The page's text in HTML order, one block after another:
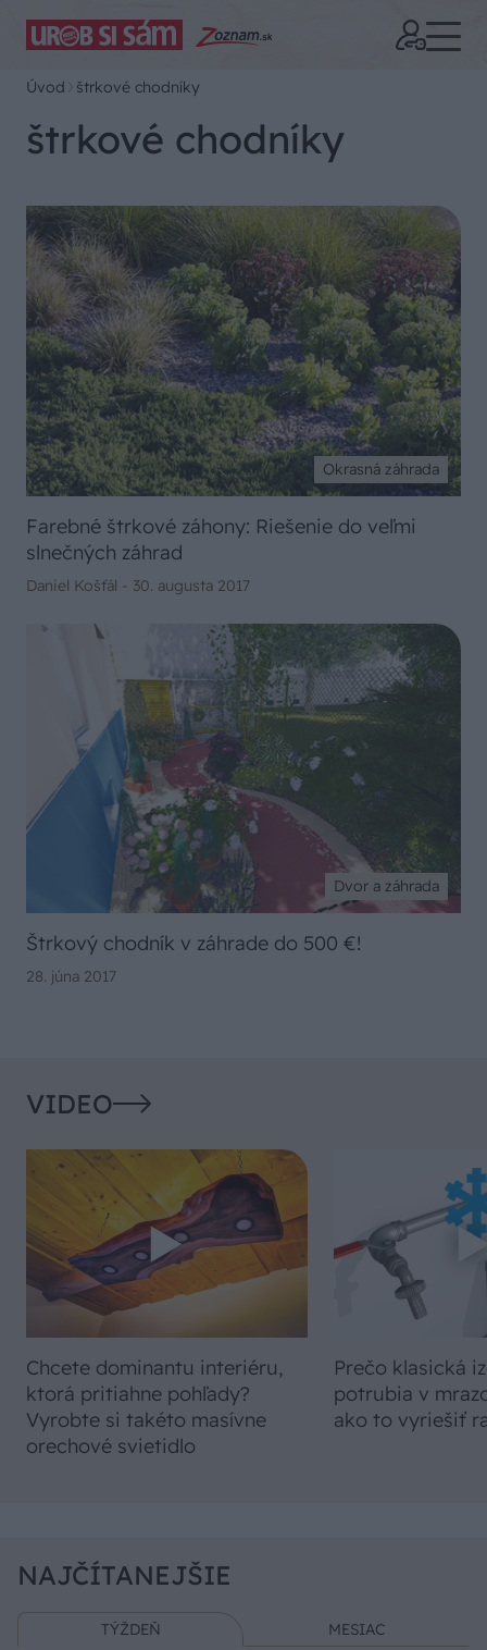
Úvod štrkové chodníky
štrkové chodníky
Okrasná záhrada
Farebné štrkové záhony: Riešenie do veľmi
slnečných záhrad
Daniel Košťál - 30. augusta 2017
Dvor a záhrada
Štrkový chodník v záhrade do 500 €!
28. júna 2017
VIDEO
Chcete dominantu interiéru,
ktorá pritiahne pohľady?
Vyrobte si takéto masívne
orechové svietidlo
Prečo klasická
potrubia v
ako to vyriešiť
NAJČÍTANEJŠIE
TÝŽDEŇ MESIAC